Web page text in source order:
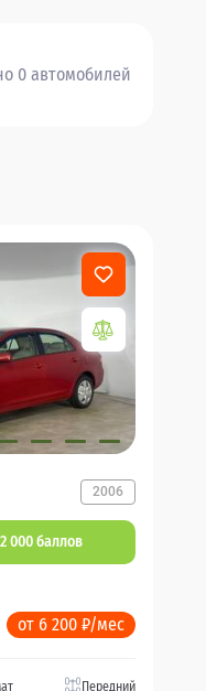
0 автомобилей
2006
2 000 баллов
от 6 200 ₽/мес
Передний